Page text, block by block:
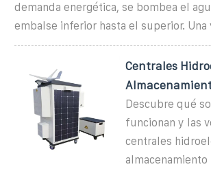
demanda energética, se bombea el
embalse inferior hasta el superior. Una
Centrales
Descubre qué
funcionan y las
centrales
almacenamiento